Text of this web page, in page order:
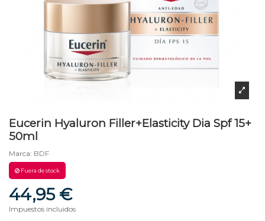
Eucerin Hyaluron Filler+Elasticity Dia Spf 15+
50ml
Marca: BDF
Fuera de stock
44,95 €
Impuestos incluidos